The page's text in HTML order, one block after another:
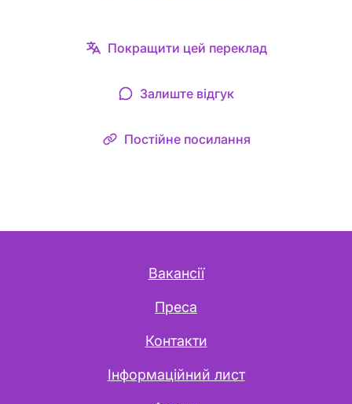
Покращити цей переклад
Залиште відгук
Постійне посилання
Вакансії
Преса
Контакти
Інформаційний лист